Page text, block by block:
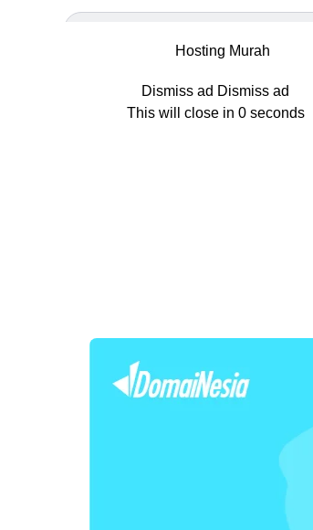
Mitos
Mitos
Dismiss ad Dismiss ad
This will close in 0seconds